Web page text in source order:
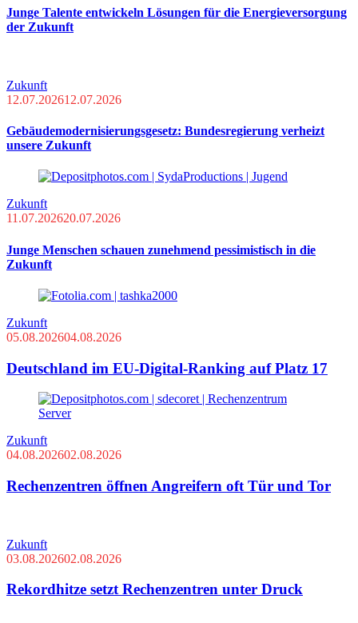
Junge Talente entwickeln Lösungen für die Energieversorgung
der Zukunft
Zukunft
12.07.202612.07.2026
Gebäudemodernisierungsgesetz: Bundesregierung verheizt
unsere Zukunft
Zukunft
11.07.202620.07.2026
Junge Menschen schauen zunehmend pessimistisch in die
Zukunft
Zukunft
05.08.202604.08.2026
Deutschland im EU-Digital-Ranking auf Platz 17
Zukunft
04.08.202602.08.2026
Rechenzentren öffnen Angreifern oft Tür und Tor
Zukunft
03.08.202602.08.2026
Rekordhitze setzt Rechenzentren unter Druck